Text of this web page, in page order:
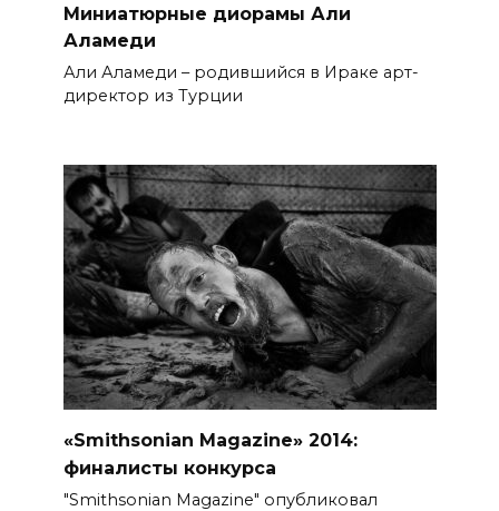
Миниатюрные диорамы Али
Аламеди
Али Аламеди – родившийся в Ираке арт-
директор из Турции
«Smithsonian Magazine» 2014:
финалисты конкурса
"Smithsonian Magazine" опубликовал